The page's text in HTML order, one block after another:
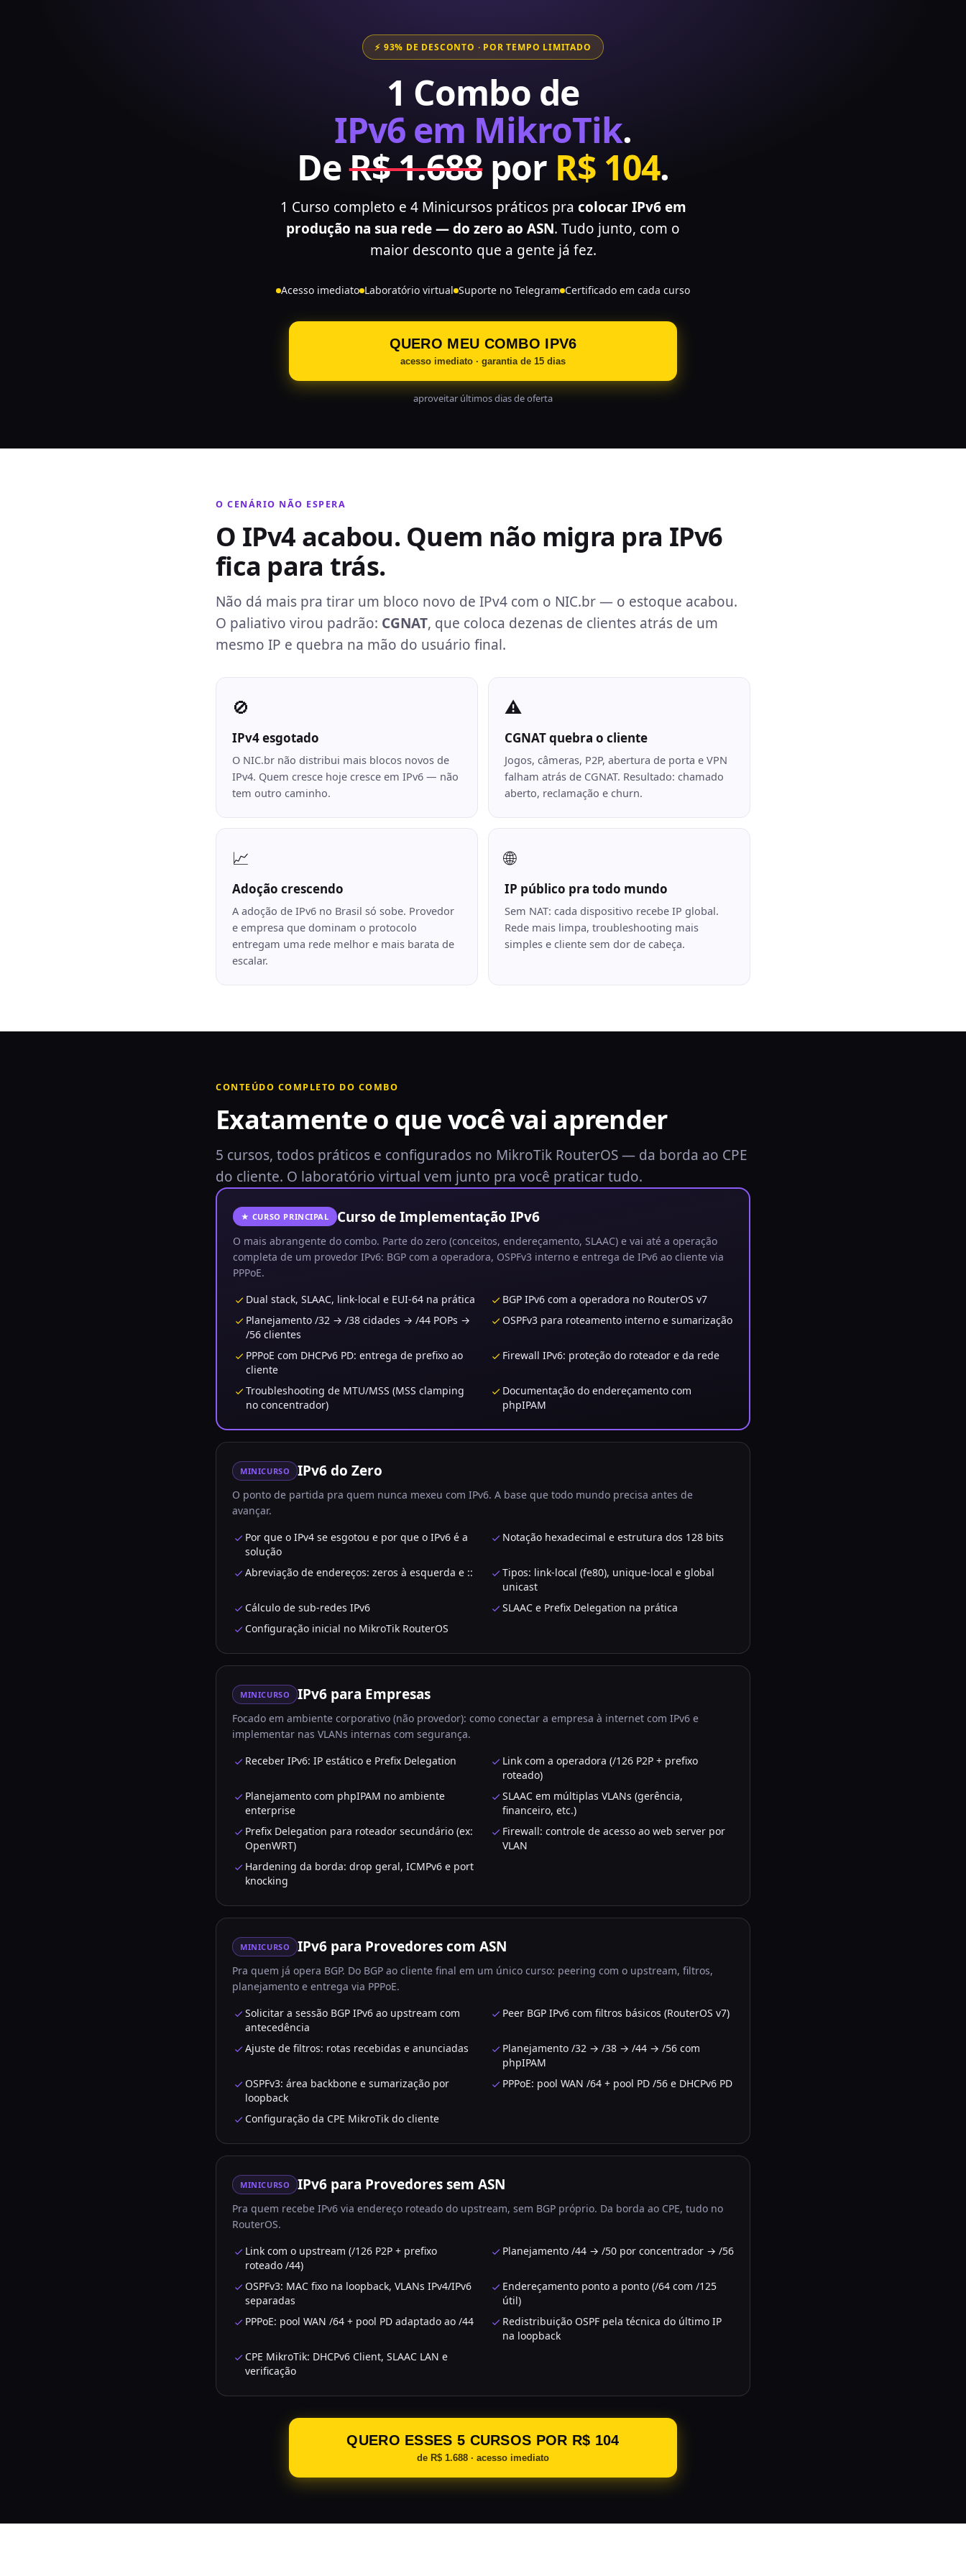
⚡ 93% DE DESCONTO · POR TEMPO LIMITADO
1 Combo de
IPv6 em MikroTik.
DeR$ 1.688por R$ 104.
1 Curso completo e 4 Minicursos práticos pra colocar IPv6 em
produção na sua rede — do zero ao ASN. Tudo junto, com o
maior desconto que a gente já fez.
Acesso imediato Laboratório virtual Suporte no Telegram Certificado em cada curso
QUERO MEU COMBO IPV6
acesso imediato · garantia de 15 dias
aproveitar últimos dias de oferta
O CENÁRIO NÃO ESPERA
O IPv4 acabou. Quem não migra pra IPv6
fica para trás.
Não dá mais pra tirar um bloco novo de IPv4 com o NIC.br — o estoque acabou.
O paliativo virou padrão: CGNAT, que coloca dezenas de clientes atrás de um
mesmo IP e quebra na mão do usuário final.
🚫
IPv4 esgotado
O NIC.br não distribui mais blocos novos de
IPv4. Quem cresce hoje cresce em IPv6 — não
tem outro caminho.
⚠️
CGNAT quebra o cliente
Jogos, câmeras, P2P, abertura de porta e VPN
falham atrás de CGNAT. Resultado: chamado
aberto, reclamação e churn.
📈
Adoção crescendo
A adoção de IPv6 no Brasil só sobe. Provedor
e empresa que dominam o protocolo
entregam uma rede melhor e mais barata de
escalar.
🌐
IP público pra todo mundo
Sem NAT: cada dispositivo recebe IP global.
Rede mais limpa, troubleshooting mais
simples e cliente sem dor de cabeça.
CONTEÚDO COMPLETO DO COMBO
Exatamente o que você vai aprender
5 cursos, todos práticos e configurados no MikroTik RouterOS — da borda ao CPE
do cliente. O laboratório virtual vem junto pra você praticar tudo.
★ CURSO PRINCIPAL Curso de Implementação IPv6
O mais abrangente do combo. Parte do zero (conceitos, endereçamento, SLAAC) e vai até a operação
completa de um provedor IPv6: BGP com a operadora, OSPFv3 interno e entrega de IPv6 ao cliente via
PPPoE.
Dual stack, SLAAC, link-local e EUI-64 na prática
BGP IPv6 com a operadora no RouterOS v7
Planejamento /32 → /38 cidades → /44 POPs →
/56 clientes
OSPFv3 para roteamento interno e sumarização
PPPoE com DHCPv6 PD: entrega de prefixo ao
cliente
Firewall IPv6: proteção do roteador e da rede
Troubleshooting de MTU/MSS (MSS clamping
no concentrador)
Documentação do endereçamento com
phpIPAM
MINICURSO IPv6 do Zero
O ponto de partida pra quem nunca mexeu com IPv6. A base que todo mundo precisa antes de
avançar.
Por que o IPv4 se esgotou e por que o IPv6 é a
solução
Notação hexadecimal e estrutura dos 128 bits
Abreviação de endereços: zeros à esquerda e ::
Tipos: link-local (fe80), unique-local e global
unicast
Cálculo de sub-redes IPv6
SLAAC e Prefix Delegation na prática
Configuração inicial no MikroTik RouterOS
MINICURSO IPv6 para Empresas
Focado em ambiente corporativo (não provedor): como conectar a empresa à internet com IPv6 e
implementar nas VLANs internas com segurança.
Receber IPv6: IP estático e Prefix Delegation
Link com a operadora (/126 P2P + prefixo
roteado)
Planejamento com phpIPAM no ambiente
enterprise
SLAAC em múltiplas VLANs (gerência,
financeiro, etc.)
Prefix Delegation para roteador secundário (ex:
OpenWRT)
Firewall: controle de acesso ao web server por
VLAN
Hardening da borda: drop geral, ICMPv6 e port
knocking
MINICURSO IPv6 para Provedores com ASN
Pra quem já opera BGP. Do BGP ao cliente final em um único curso: peering com o upstream, filtros,
planejamento e entrega via PPPoE.
Solicitar a sessão BGP IPv6 ao upstream com
antecedência
Peer BGP IPv6 com filtros básicos (RouterOS v7)
Ajuste de filtros: rotas recebidas e anunciadas
Planejamento /32 → /38 → /44 → /56 com
phpIPAM
OSPFv3: área backbone e sumarização por
loopback
PPPoE: pool WAN /64 + pool PD /56 e DHCPv6 PD
Configuração da CPE MikroTik do cliente
MINICURSO IPv6 para Provedores sem ASN
Pra quem recebe IPv6 via endereço roteado do upstream, sem BGP próprio. Da borda ao CPE, tudo no
RouterOS.
Link com o upstream (/126 P2P + prefixo
roteado /44)
Planejamento /44 → /50 por concentrador → /56
OSPFv3: MAC fixo na loopback, VLANs IPv4/IPv6
separadas
Endereçamento ponto a ponto (/64 com /125
útil)
PPPoE: pool WAN /64 + pool PD adaptado ao /44
Redistribuição OSPF pela técnica do último IP
na loopback
CPE MikroTik: DHCPv6 Client, SLAAC LAN e
verificação
QUERO ESSES 5 CURSOS POR R$ 104
de R$ 1.688 · acesso imediato